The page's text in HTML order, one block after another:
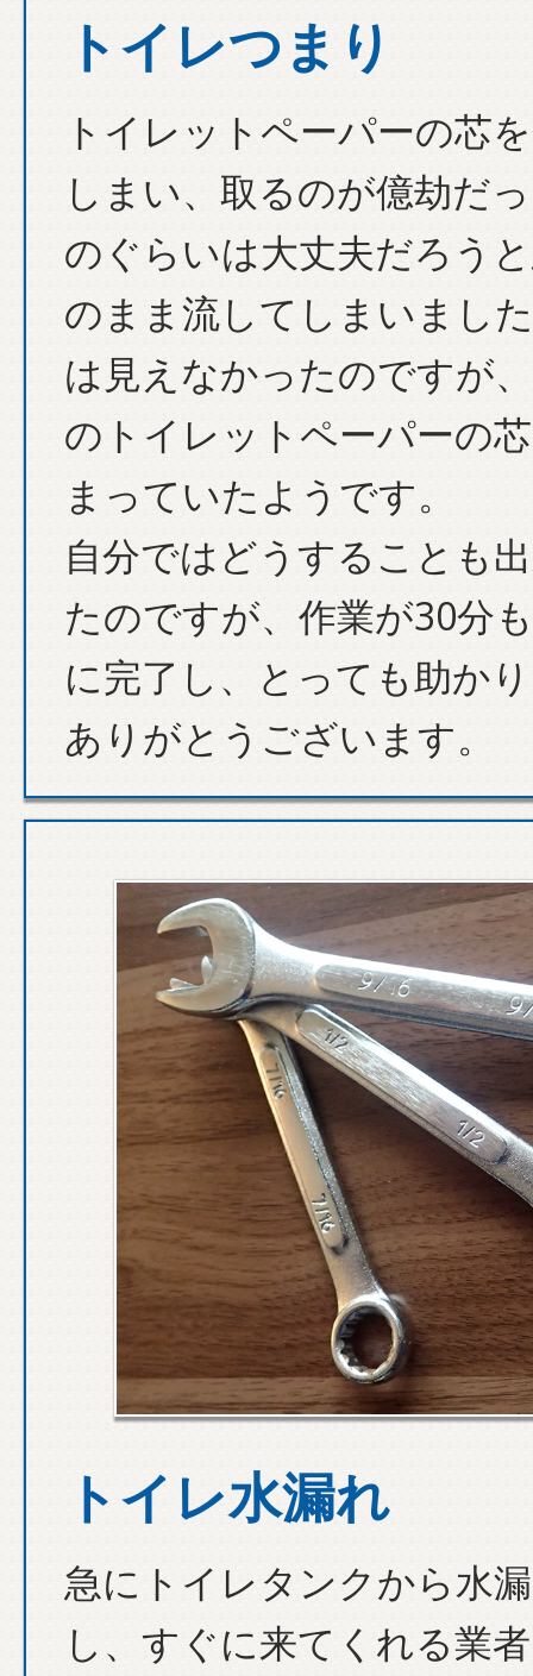
トイレつまり
トイレットペーパーの芯
しまい、取るのが億劫だ
のぐらいは大丈夫だろう
のまま流してしまいまし
は見えなかったのですが
のトイレットペーパーの
まっていたようです。
自分ではどうすることも
たのですが、作業が30分
に完了し、とっても助か
ありがとうございます。
トイレ水漏れ
急にトイレタンクから水
し、すぐに来てくれる業